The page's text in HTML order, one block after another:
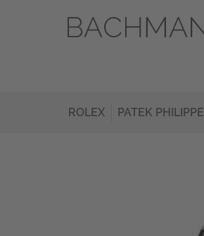
ROLEX PATEK PHILIPPE